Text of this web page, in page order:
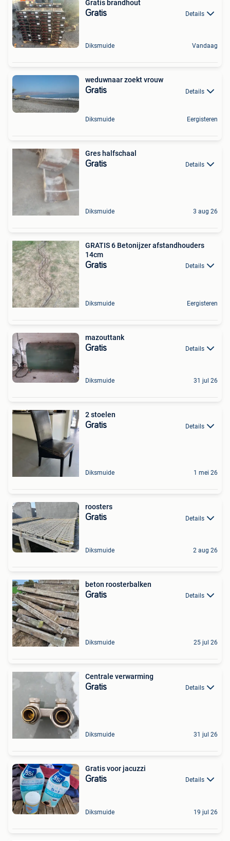
Gratis brandhout
Gratis Details
Diksmuide Vandaag
weduwnaar zoekt vrouw
Gratis Details
Diksmuide Eergisteren
Gres halfschaal
Gratis Details
Diksmuide 3 aug 26
GRATIS 6 Betonijzer afstandhouders
14cm
Gratis Details
Diksmuide Eergisteren
mazouttank
Gratis Details
Diksmuide 31 jul 26
2 stoelen
Gratis Details
Diksmuide 1 mei 26
roosters
Gratis Details
Diksmuide 2 aug 26
beton roosterbalken
Gratis Details
Diksmuide 25 jul 26
Centrale verwarming
Gratis Details
Diksmuide 31 jul 26
Gratis voor jacuzzi
Gratis Details
Diksmuide 19 jul 26